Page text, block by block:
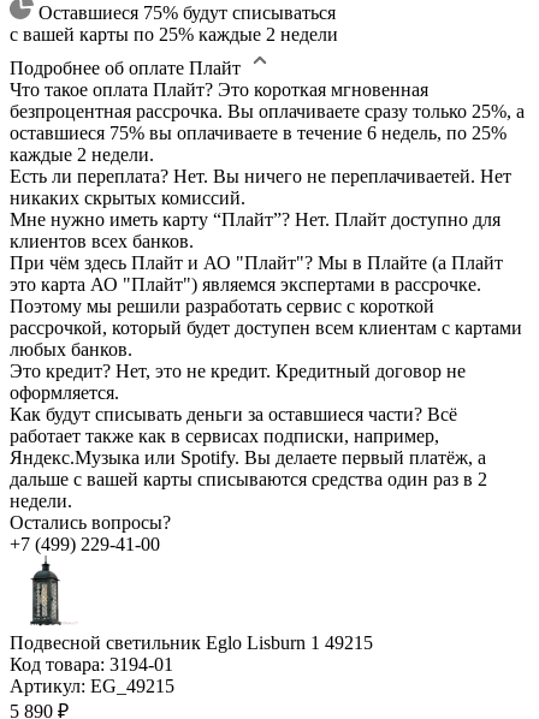
Оставшиеся 75% будут списываться
с вашей карты по 25% каждые 2 недели
Подробнее об оплате Плайт
Что такое оплата Плайт? Это короткая мгновенная
безпроцентная рассрочка. Вы оплачиваете сразу только 25%, а
оставшиеся 75% вы оплачиваете в течение 6 недель, по 25%
каждые 2 недели.
Есть ли переплата? Нет. Вы ничего не переплачиваетей. Нет
никаких скрытых комиссий.
Мне нужно иметь карту “Плайт”? Нет. Плайт доступно для
клиентов всех банков.
При чём здесь Плайт и АО "Плайт"? Мы в Плайте (а Плайт
это карта АО "Плайт") являемся экспертами в рассрочке.
Поэтому мы решили разработать сервис с короткой
рассрочкой, который будет доступен всем клиентам с картами
любых банков.
Это кредит? Нет, это не кредит. Кредитный договор не
оформляется.
Как будут списывать деньги за оставшиеся части? Всё
работает также как в сервисах подписки, например,
Яндекс.Музыка или Spotify. Вы делаете первый платёж, а
дальше с вашей карты списываются средства один раз в 2
недели.
Остались вопросы?
+7 (499) 229-41-00
Подвесной светильник Eglo Lisburn 1 49215
Код товара: 3194-01
Артикул: EG_49215
5 890 ₽